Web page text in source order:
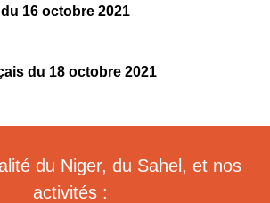
16 octobre 2021
du 18 octobre 2021
du Niger, du Sahel, et nos
activités :